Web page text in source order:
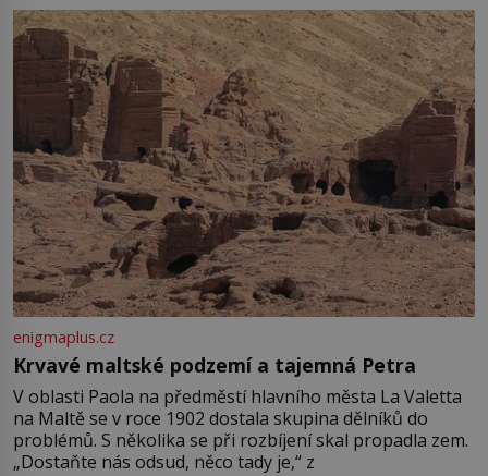
enigmaplus.cz
Krvavé maltské podzemí a tajemná Petra
V oblasti Paola na předměstí hlavního města La Valetta
na Maltě se v roce 1902 dostala skupina dělníků do
problémů. S několika se při rozbíjení skal propadla zem.
„Dostaňte nás odsud, něco tady je,“ z